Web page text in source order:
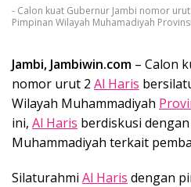
- Calon kuat Gubernur Jambi nomor
Pimpinan Wilayah Muhamadiyah
Jambi, Jambiwin.com – Calon
nomor urut 2 Al Haris
Wilayah Muhammadiyah
ini, Al Haris berdiskusi
Muhammadiyah terkait
Silaturahmi Al Haris dengan